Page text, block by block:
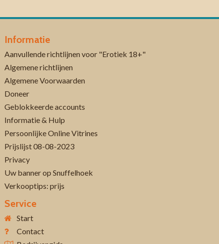
Informatie
Aanvullende richtlijnen voor "Erotiek 18+"
Algemene richtlijnen
Algemene Voorwaarden
Doneer
Geblokkeerde accounts
Informatie & Hulp
Persoonlijke Online Vitrines
Prijslijst 08-08-2023
Privacy
Uw banner op Snuffelhoek
Verkooptips: prijs
Service
Start
Contact